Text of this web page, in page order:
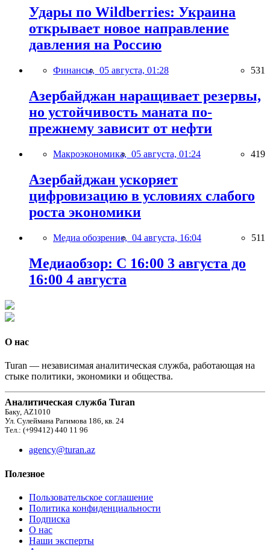
Удары по Wildberries: Украина
открывает новое направление
давления на Россию
Финансы, 05 августа, 01:28 531
Азербайджан наращивает резервы,
но устойчивость маната по-
прежнему зависит от нефти
Макроэкономика, 05 августа, 01:24 419
Азербайджан ускоряет
цифровизацию в условиях слабого
роста экономики
Медиа обозрение, 04 августа, 16:04 511
Медиаобзор: С 16:00 3 августа до
16:00 4 августа
О нас
Turan — независимая аналитическая служба, работающая на
стыке политики, экономики и общества.
Аналитическая служба Turan
Баку, AZ1010
Ул. Сулеймана Рагимова 186, кв. 24
Тел.: (+99412) 440 11 96
agency@turan.az
Полезное
Пользовательское соглашение
Политика конфиденциальности
Подписка
О нас
Наши эксперты